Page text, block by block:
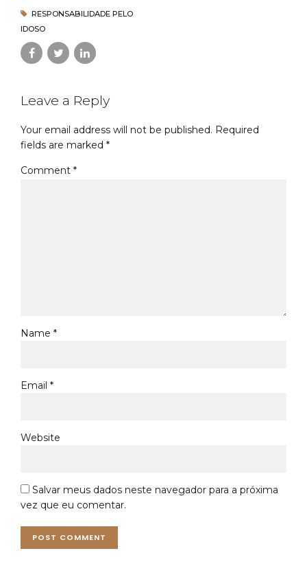
RESPONSABILIDADE PELO
IDOSO
Leave a Reply
Your email address will not be published. Required
fields are marked *
Comment *
Name *
Email *
Website
Salvar meus dados neste navegador para a próxima
vez que eu comentar.
POST COMMENT